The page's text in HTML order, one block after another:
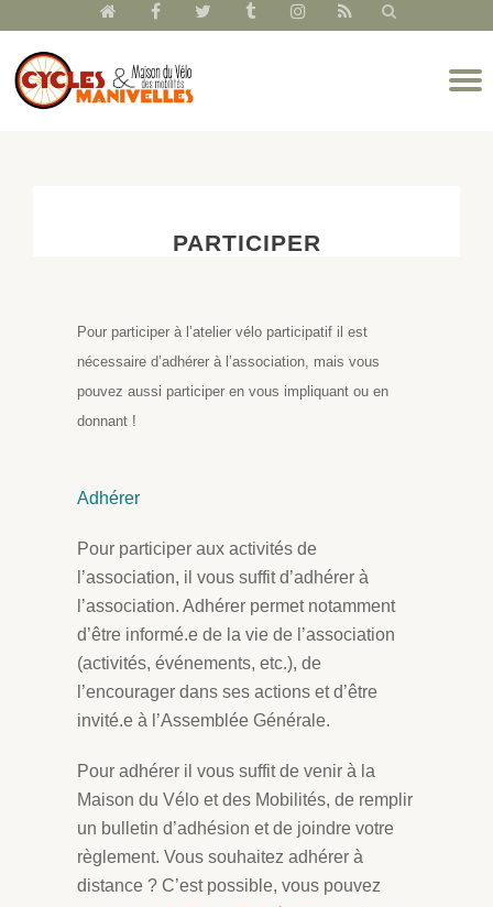
Aller
au
fa-
fa-
fa-
fa-
fa-
fa-
PARTICIPER
Pour participer à l’atelier vélo participatif il est
nécessaire d’adhérer à l’association, mais vous
pouvez aussi participer en vous impliquant ou en
donnant !
Adhérer
Pour participer aux activités de
l’association, il vous suffit d’adhérer à
l’association. Adhérer permet notamment
d’être informé.e de la vie de l’association
(activités, événements, etc.), de
l’encourager dans ses actions et d’être
invité.e à l’Assemblée Générale.
Pour adhérer il vous suffit de venir à la
Maison du Vélo et des Mobilités, de remplir
un bulletin d’adhésion et de joindre votre
règlement. Vous souhaitez adhérer à
distance ? C’est possible, vous pouvez